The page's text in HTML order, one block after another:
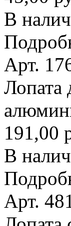
В
Арт.
Лопата
191,00
В
Арт.